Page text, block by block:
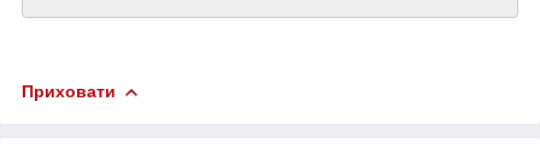
Приховати